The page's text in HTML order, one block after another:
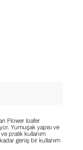
Flower loafer
Yumuşak yapısı ve
pratik kullanım
geniş bir kullanım